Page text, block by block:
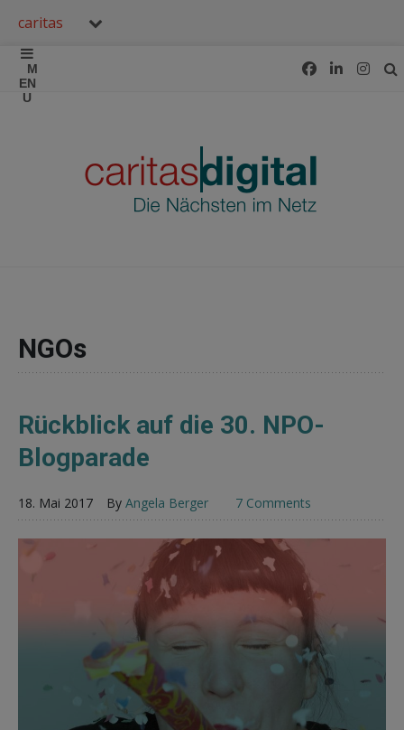
caritas
NGOs
Rückblick auf die 30. NPO-
Blogparade
18. Mai 2017 By Angela Berger 7 Comments